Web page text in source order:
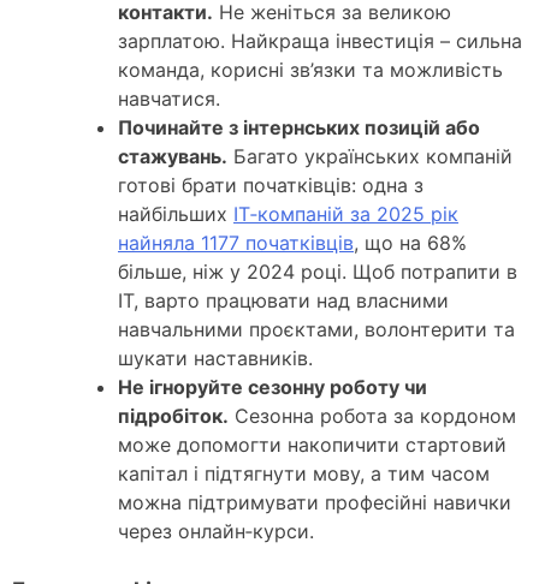
контакти. Не женіться за великою
зарплатою. Найкраща інвестиція – сильна
команда, корисні зв’язки та можливість
навчатися.
Починайте з інтернських позицій або
стажувань. Багато українських компаній
готові брати початківців: одна з
найбільших ІТ‑компаній за 2025 рік
найняла 1177 початківців, що на 68%
більше, ніж у 2024 році. Щоб потрапити в
ІТ, варто працювати над власними
навчальними проєктами, волонтерити та
шукати наставників.
Не ігноруйте сезонну роботу чи
підробіток. Сезонна робота за кордоном
може допомогти накопичити стартовий
капітал і підтягнути мову, а тим часом
можна підтримувати професійні навички
через онлайн‑курси.